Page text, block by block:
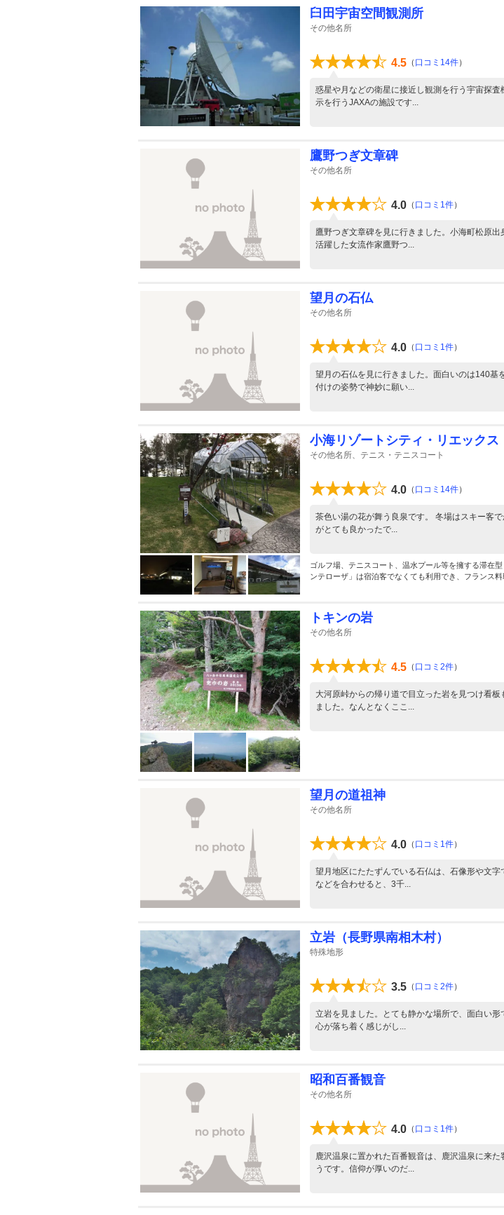
臼田宇宙空間観測所
その他名所
4.5 （ 口コミ14件）
惑星や月などの衛星に接近し観測を行う宇宙探
示を行うJAXAの施設です...
鷹野つぎ文章碑
その他名所
4.0 （ 口コミ1件）
鷹野つぎ文章碑を見に行きました。小海町松原
活躍した女流作家鷹野つ...
望月の石仏
その他名所
4.0 （ 口コミ1件）
望月の石仏を見に行きました。面白いのは140基
付けの姿勢で神妙に願い...
小海リゾートシティ・リエックス
その他名所、テニス・テニスコート
4.0 （ 口コミ14件）
茶色い湯の花が舞う良泉です。 冬場はスキー客
がとても良かったで...
ゴルフ場、テニスコート、温水プール等を擁する滞在
ンテローザ」は宿泊客でなくても利用でき、フランス
トキンの岩
その他名所
4.5 （ 口コミ2件）
大河原峠からの帰り道で目立った岩を見つけ看
ました。なんとなくここ...
望月の道祖神
その他名所
4.0 （ 口コミ1件）
望月地区にたたずんでいる石仏は、石像形や文
などを合わせると、3千...
立岩（長野県南相木村）
特殊地形
3.5 （ 口コミ2件）
立岩を見ました。とても静かな場所で、面白い形
心が落ち着く感じがし...
昭和百番観音
その他名所
4.0 （ 口コミ1件）
鹿沢温泉に置かれた百番観音は、鹿沢温泉に来
うです。信仰が厚いのだ...